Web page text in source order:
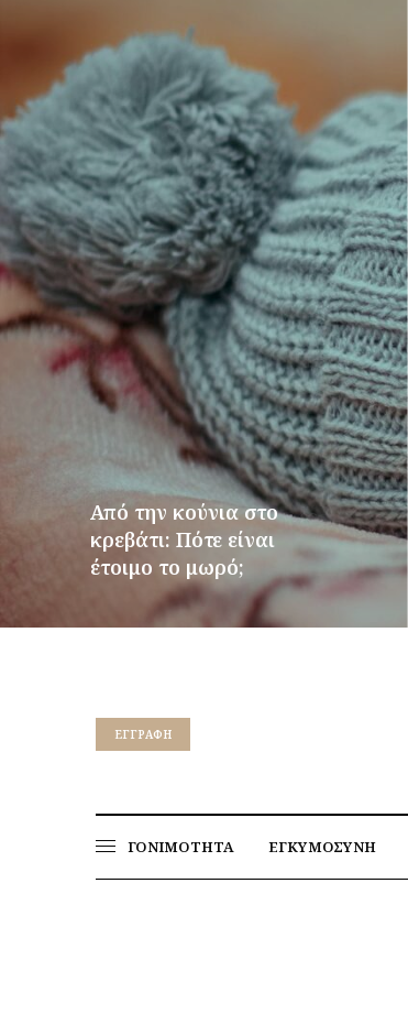
Από την κούνια στο
κρεβάτι: Πότε είναι
έτοιμο το μωρό;
EΓΓΡΑΦΉ
ΓΟΝΙΜΟΤΗΤΑ ΕΓΚΥΜΟΣΥΝΗ